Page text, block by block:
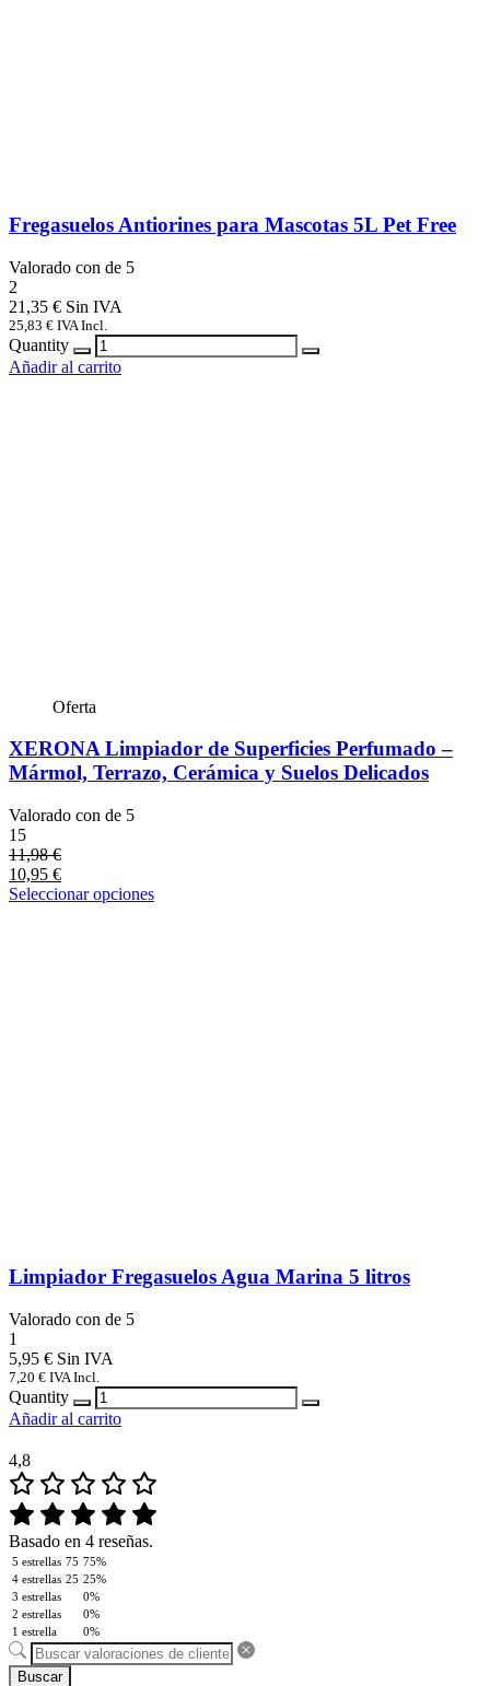
Fregasuelos Antiorines para Mascotas 5L Pet Free
Valorado con de 5
2
21,35 €
25,83 € IVA Incl.
Quantity
Añadir al carrito
Oferta
XERONA Limpiador de Superficies Perfumado –
Mármol, Terrazo, Cerámica y Suelos Delicados
Valorado con de 5
15
11,98€
10,95 €
Seleccionar opciones
Limpiador Fregasuelos Agua Marina 5 litros
Valorado con de 5
1
5,95 €
7,20 € IVA Incl.
Quantity
Añadir al carrito
4,8
Basado en 4 reseñas.
5 estrellas 75 75%
4 estrellas 25 25%
3 estrellas
0%
2 estrellas
0%
1 estrella
0%
Buscar